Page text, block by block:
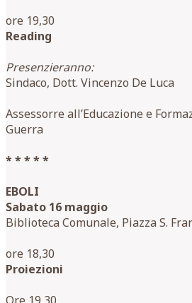
ore 19,30
Reading
Presenzieranno:
Sindaco, Dott. Vincenzo De Luca
Assessorre all’Educazione e
Guerra
* * * * *
EBOLI
Sabato 16 maggio
Biblioteca Comunale, Piazza S.
ore 18,30
Proiezioni